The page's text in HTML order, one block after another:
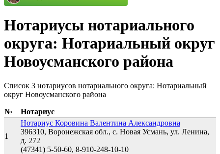
Нотариусы нотариального
округа: Нотариальный округ
Новоусманского района
Список 3 нотариусов нотариального округа: Нотариальный
округ Новоусманского района
№ Нотариус
1
Нотариус Коровина Валентина Александровна
396310, Воронежская обл., с. Новая Усмань, ул. Ленина,
д. 272
(47341) 5-50-60, 8-910-248-10-10